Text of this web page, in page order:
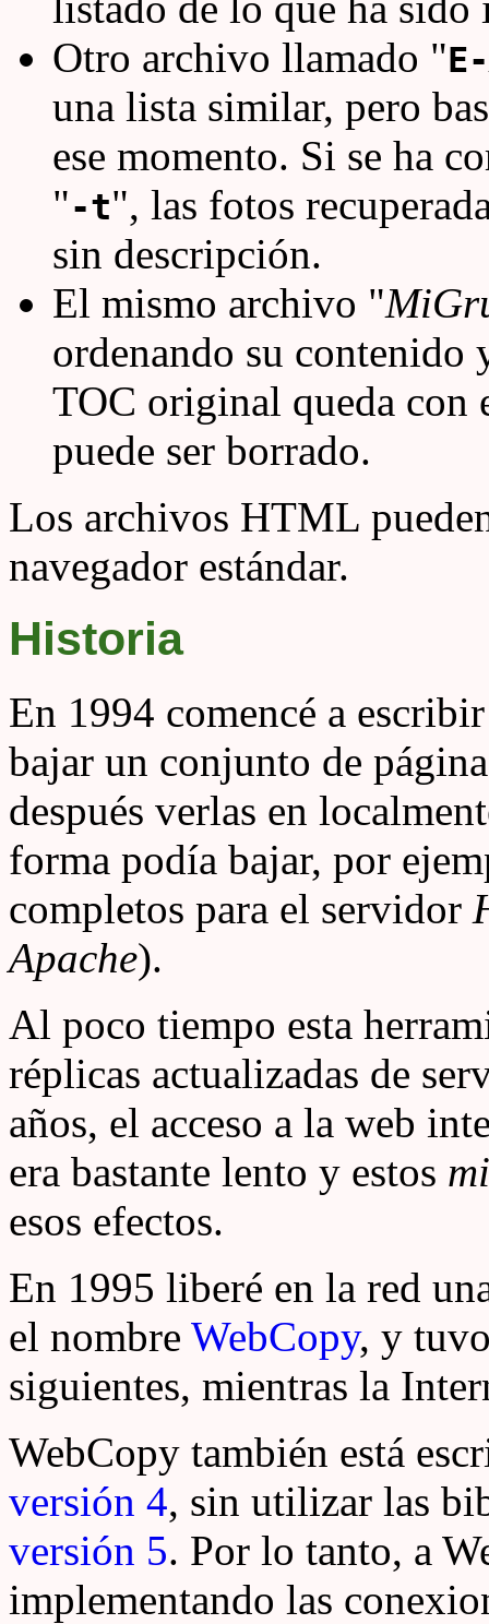
Otro archivo llamado "E-
una lista similar, pero
ese momento. Si se ha
"-t", las fotos
sin descripción.
El mismo archivo "
ordenando su contenido
TOC original queda con
puede ser borrado.
Los archivos HTML
navegador estándar.
Historia
En 1994 comencé a
bajar un conjunto de
después verlas en
forma podía bajar, por
completos para el servidor
Apache).
Al poco tiempo esta
réplicas actualizadas de
años, el acceso a la web
era bastante lento y estos
esos efectos.
En 1995 liberé en la red
el nombre WebCopy, y
siguientes, mientras la
WebCopy también está
versión 4, sin utilizar las
versión 5. Por lo tanto, a
implementando las